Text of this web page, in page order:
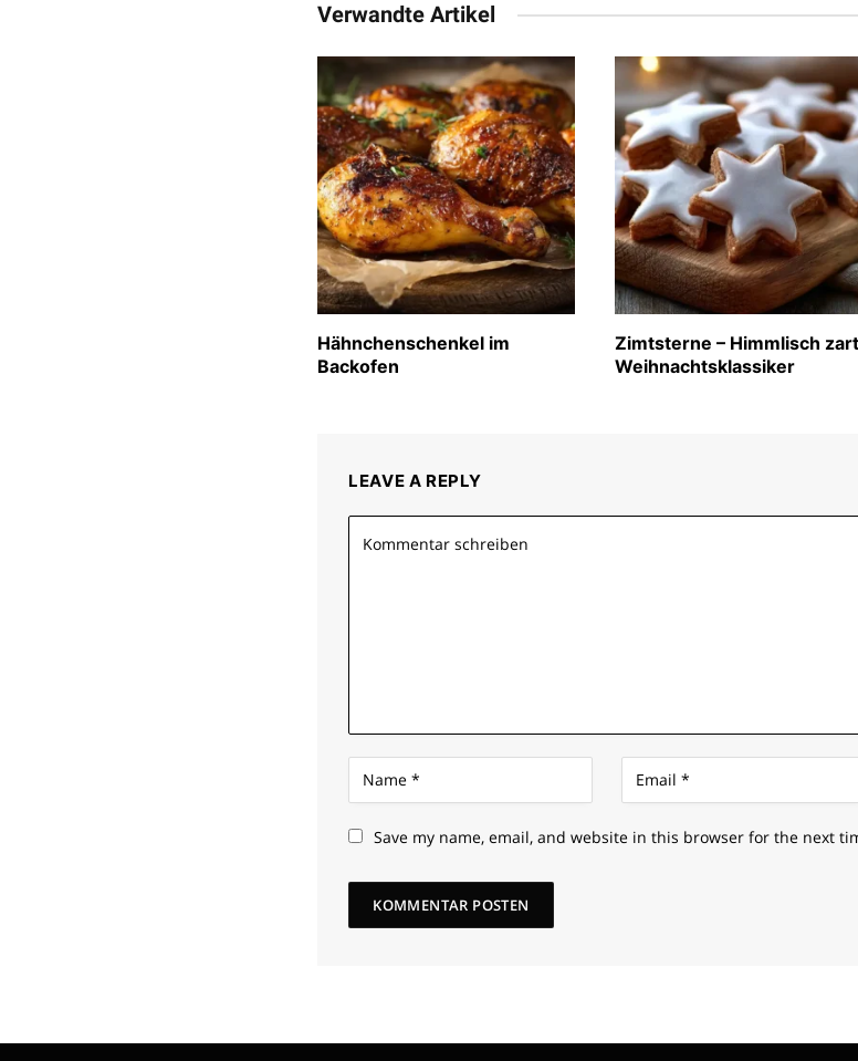
Verwandte Artikel
Hähnchenschenkel im
Backofen
Zimtsterne – Himmlisch
Weihnachtsklassiker
LEAVE A REPLY
Save my name, email, and website in this browser for the next